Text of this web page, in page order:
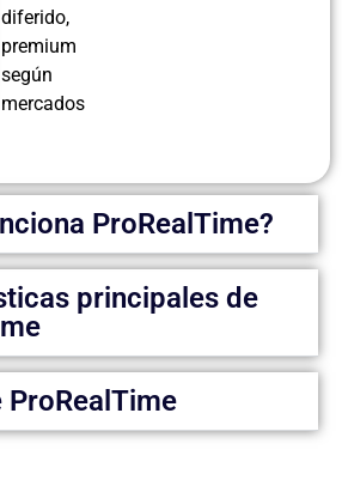
diferido,
premium
según
mercados
ProRealTime?
principales de
ProRealTime